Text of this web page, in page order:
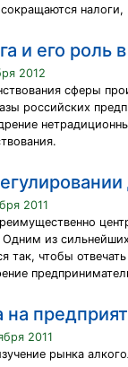
и его роль
2012
сферы
российских
2011
из
так, чтобы
на
2011
рынка